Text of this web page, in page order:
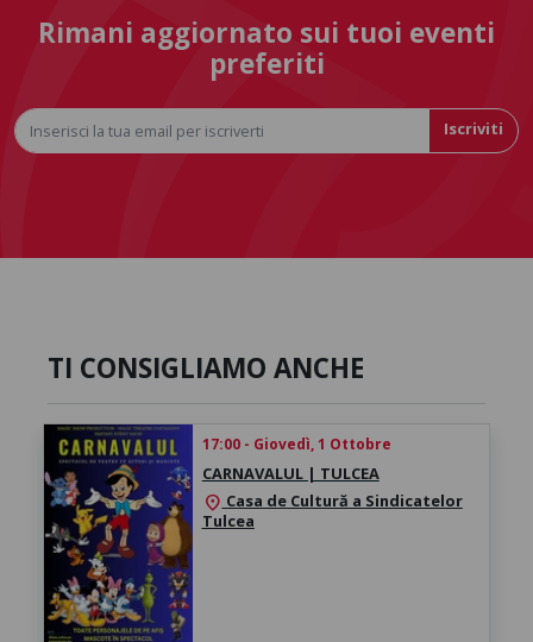
Rimani aggiornato sui tuoi eventi
preferiti
Iscriviti
TI CONSIGLIAMO ANCHE
17:00 - Giovedì, 1 Ottobre
CARNAVALUL | TULCEA
location_on Casa de Cultură a Sindicatelor
Tulcea